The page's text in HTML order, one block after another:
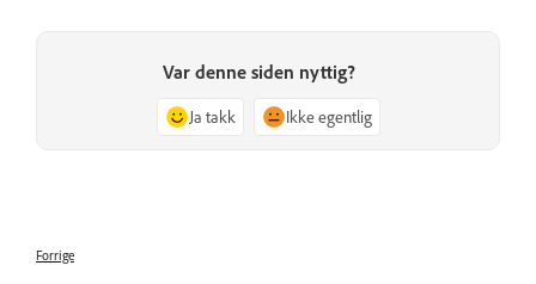
Var denne siden nyttig?
Ja takk Ikke egentlig
Forrige